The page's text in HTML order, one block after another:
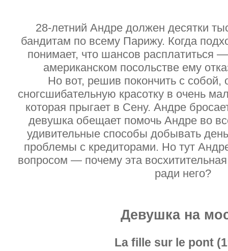
28-летний Андре должен десятки
бандитам по всему Парижу. Когда
понимает, что шансов расплатиться
американском посольстве ему
Но вот, решив покончить с собой,
сногсшибательную красотку в очень
которая прыгает в Сену. Андре
девушка обещает помочь Андре во
удивительные способы добывать
проблемы с кредиторами. Но тут
вопросом — почему эта
ради него?
Девушка на
La fille sur le pont